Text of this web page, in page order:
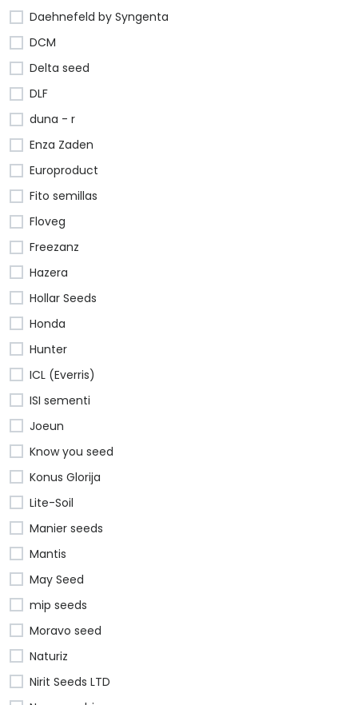
Daehnefeld by Syngenta
DCM
Delta seed
DLF
duna - r
Enza Zaden
Europroduct
Fito semillas
Floveg
Freezanz
Hazera
Hollar Seeds
Honda
Hunter
ICL (Everris)
ISI sementi
Joeun
Know you seed
Konus Glorija
Lite-Soil
Manier seeds
Mantis
May Seed
mip seeds
Moravo seed
Naturiz
Nirit Seeds LTD